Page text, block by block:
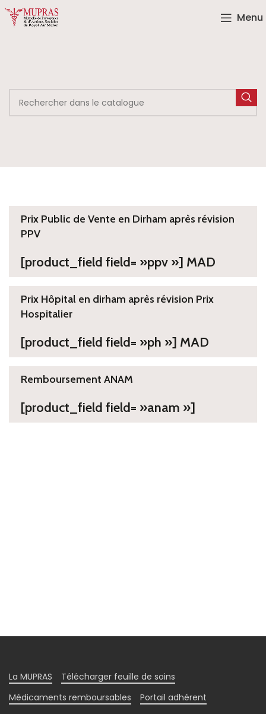
Menu
Prix Public de Vente en Dirham après révision
PPV
[product_field field= »ppv »] MAD
Prix Hôpital en dirham après révision Prix
Hospitalier
[product_field field= »ph »] MAD
Remboursement ANAM
[product_field field= »anam »]
La MUPRAS
Télécharger feuille de soins
Médicaments remboursables
Portail adhérent